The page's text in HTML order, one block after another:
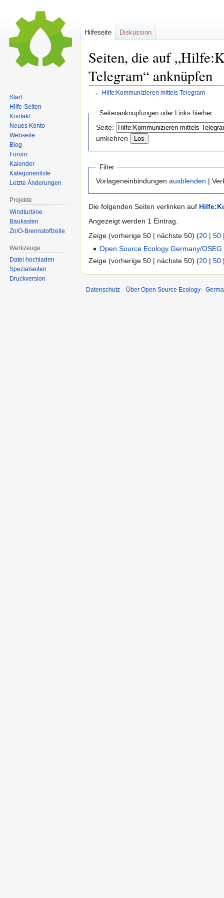
Seiten, die auf
Telegram“ anknüpfen
← Hilfe:Kommunizieren mittels Telegram
Navigation
springen
springen
Seitenanknüpfungen oder Links hierher
Seite:
umkehren
Filter
Vorlageneinbindungen ausblenden |
Die folgenden Seiten verlinken auf
Angezeigt werden 1 Eintrag.
Zeige (vorherige 50 | nächste 50) (20 | 50
Open Source Ecology Germany/
Zeige (vorherige 50 | nächste 50) (20 | 50
Hilfeseite Diskussion
Start
Hilfe-Seiten
Kontakt
Neues Konto
Webseite
Blog
Forum
Kalender
Kategorienliste
Letzte Änderungen
Projekte
Windturbine
Baukasten
Zn/O-Brennstoffzelle
Werkzeuge
Datei hochladen
Spezialseiten
Druckversion
Datenschutz
Über Open Source Ecology -